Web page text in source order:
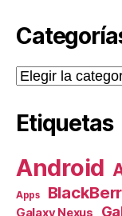
Categorías
Etiquetas
Android
Apps
Galaxy Nexus